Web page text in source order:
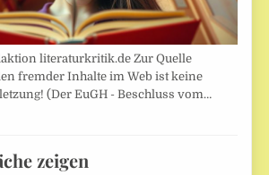
literaturkritik.de Zur Quelle
fremder Inhalte im Web ist keine
(Der EuGH - Beschluss vom…
zeigen